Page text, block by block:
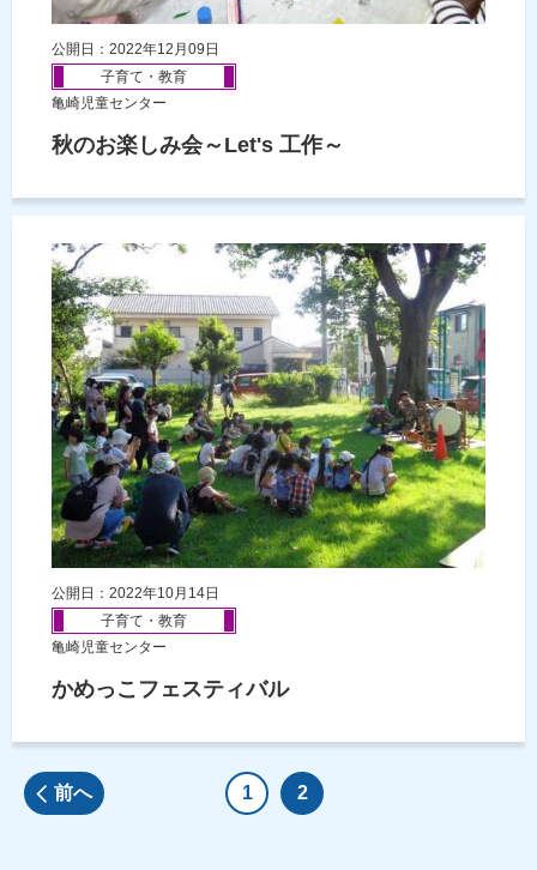
公開日：2022年12月09日
子育て・教育
亀崎児童センター
秋のお楽しみ会～Let's 工作～
公開日：2022年10月14日
子育て・教育
亀崎児童センター
かめっこフェスティバル
前へ 1 2